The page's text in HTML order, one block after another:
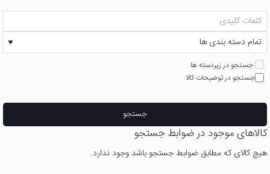
کنید
جستجو در زیردسته ها
جستجو در توضیحات کالا
جستجو
کالاهای موجود در ضوابط جستجو
هیچ کالای که مطابق ضوابط جستجو باشد وجود ندارد.